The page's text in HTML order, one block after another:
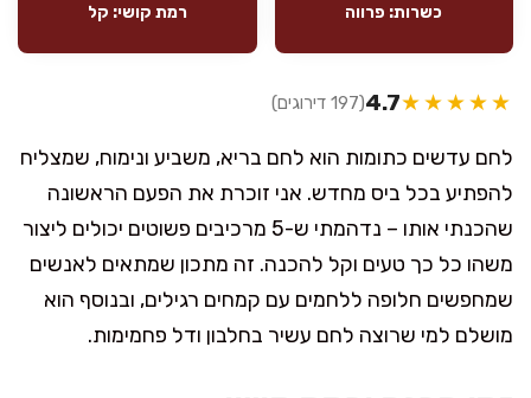
כשרות: פרווה רמת קושי: קל
★★★★★
4.7(197 דירוגים)
לחם עדשים כתומות הוא לחם בריא, משביע ונימוח, שמצליח
להפתיע בכל ביס מחדש. אני זוכרת את הפעם הראשונה
שהכנתי אותו – נדהמתי ש-5 מרכיבים פשוטים יכולים ליצור
משהו כל כך טעים וקל להכנה. זה מתכון שמתאים לאנשים
שמחפשים חלופה ללחמים עם קמחים רגילים, ובנוסף הוא
מושלם למי שרוצה לחם עשיר בחלבון ודל פחמימות.